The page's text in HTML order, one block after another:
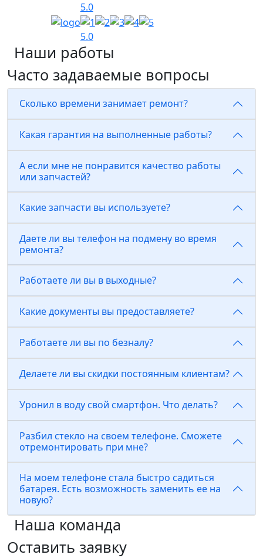
5.0
5.0
Наши работы
Часто задаваемые вопросы
Сколько времени занимает ремонт?
Какая гарантия на выполненные работы?
А если мне не понравится качество работы
или запчастей?
Какие запчасти вы используете?
Даете ли вы телефон на подмену во время
ремонта?
Работаете ли вы в выходные?
Какие документы вы предоставляете?
Работаете ли вы по безналу?
Делаете ли вы скидки постоянным клиентам?
Уронил в воду свой смартфон. Что делать?
Разбил стекло на своем телефоне. Сможете
отремонтировать при мне?
На моем телефоне стала быстро садиться
батарея. Есть возможность заменить ее на
новую?
Наша команда
Оставить заявку